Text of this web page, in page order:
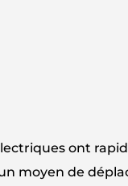
ont
moyen de